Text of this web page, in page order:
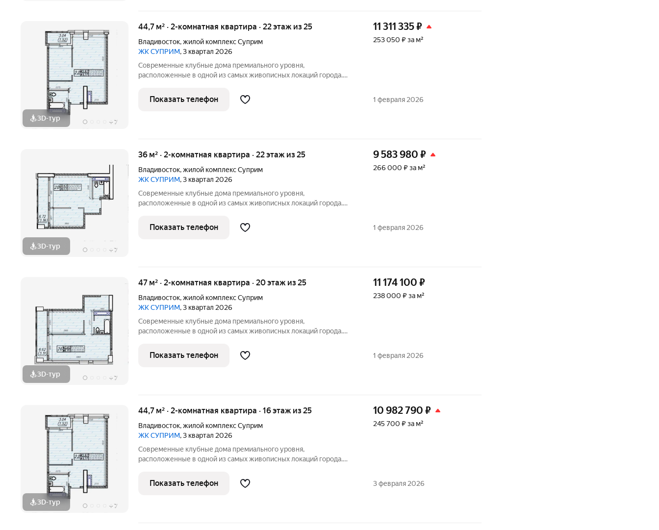
3D-тур + 7
44,7 м² · 2-комнатная квартира · 22 этаж из 25
Владивосток,жилой комплекс Суприм
ЖК СУПРИМ, 3 квартал 2026
Современные клубные дома премиального уровня,
расположенные в одной из самых живописных локаций города.
зеленые аллеи и окна с видом на морской пейзаж - синергия
солнца и моря для лучшей жизни.
11 311 335₽
253 050 ₽ за м²
Показать телефон 1 февраля 2026
3D-тур + 7
36 м² · 2-комнатная квартира · 22 этаж из 25
Владивосток,жилой комплекс Суприм
ЖК СУПРИМ, 3 квартал 2026
Современные клубные дома премиального уровня,
расположенные в одной из самых живописных локаций города.
зеленые аллеи и окна с видом на морской пейзаж - синергия
солнца и моря для лучшей жизни.
9 583 980 ₽
266 000 ₽ за м²
Показать телефон 1 февраля 2026
3D-тур + 7
47 м² · 2-комнатная квартира · 20 этаж из 25
Владивосток,жилой комплекс Суприм
ЖК СУПРИМ, 3 квартал 2026
Современные клубные дома премиального уровня,
расположенные в одной из самых живописных локаций города.
зеленые аллеи и окна с видом на морской пейзаж - синергия
солнца и моря для лучшей жизни.
11 174 100 ₽
238 000 ₽ за м²
Показать телефон 1 февраля 2026
3D-тур + 7
44,7 м² · 2-комнатная квартира · 16 этаж из 25
Владивосток,жилой комплекс Суприм
ЖК СУПРИМ, 3 квартал 2026
Современные клубные дома премиального уровня,
расположенные в одной из самых живописных локаций города.
зеленые аллеи и окна с видом на морской пейзаж - синергия
солнца и моря для лучшей жизни.
10 982 790 ₽
245 700 ₽ за м²
Показать телефон 3 февраля 2026